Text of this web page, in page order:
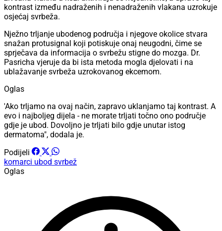
kontrast između nadraženih i nenadraženih vlakana uzrokuje
osjećaj svrbeža.
Nježno trljanje ubodenog područja i njegove okolice stvara
snažan protusignal koji potiskuje onaj neugodni, čime se
sprječava da informacija o svrbežu stigne do mozga. Dr.
Pasricha vjeruje da bi ista metoda mogla djelovati i na
ublažavanje svrbeža uzrokovanog ekcemom.
Oglas
'Ako trljamo na ovaj način, zapravo uklanjamo taj kontrast. A
evo i najboljeg dijela - ne morate trljati točno ono područje
gdje je ubod. Dovoljno je trljati bilo gdje unutar istog
dermatoma", dodala je.
Podijeli
komarci ubod svrbež
Oglas